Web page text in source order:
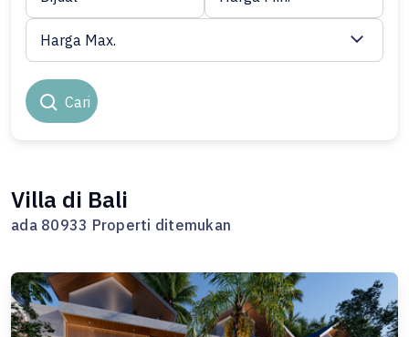
Cari
Harga Max.
Villa di Bali
ada 80933 Properti ditemukan